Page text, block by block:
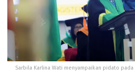
Sarbila Karlina Wati menyampaikan pidato